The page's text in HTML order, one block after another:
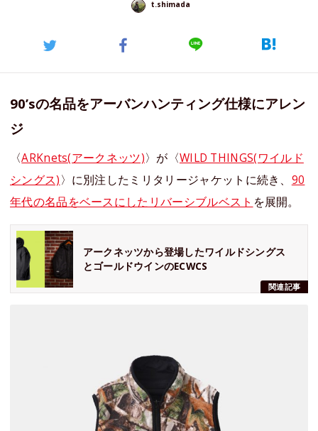
t.shimada
90’sの名品をアーバンハンティング仕様にアレン
ジ
〈ARKnets(アークネッツ)〉が〈WILD THINGS(ワイルド
シングス)〉に別注したミリタリージャケットに続き、 90
年代の名品をベースにしたリバーシブルベスト を展開。
関連記事
アークネッツから登場したワイルドシングス
とゴールドウインのECWCS